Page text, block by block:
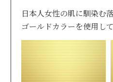
日本人女性の肌に馴染む
ゴールドカラーを使用して